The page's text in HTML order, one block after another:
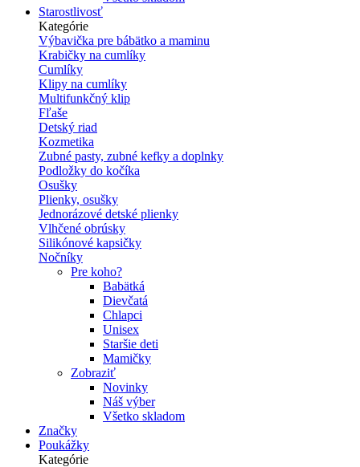
Starostlivosť
Kategórie
Výbavička pre bábätko a maminu
Krabičky na cumlíky
Cumlíky
Klipy na cumlíky
Multifunkčný klip
Fľaše
Detský riad
Kozmetika
Zubné pasty, zubné kefky a doplnky
Podložky do kočíka
Osušky
Plienky, osušky
Jednorázové detské plienky
Vlhčené obrúsky
Silikónové kapsičky
Nočníky
Pre koho?
Babätká
Dievčatá
Chlapci
Unisex
Staršie deti
Mamičky
Zobraziť
Novinky
Náš výber
Všetko skladom
Značky
Poukážky
Kategórie